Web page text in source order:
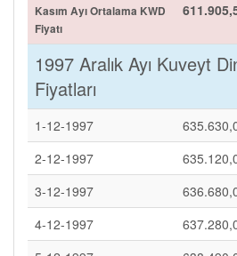
Kasım Ayı Ortalama KWD
Fiyatı
1997 Aralık Ayı Kuveyt
Fiyatları
1-12-1997
2-12-1997
3-12-1997
4-12-1997